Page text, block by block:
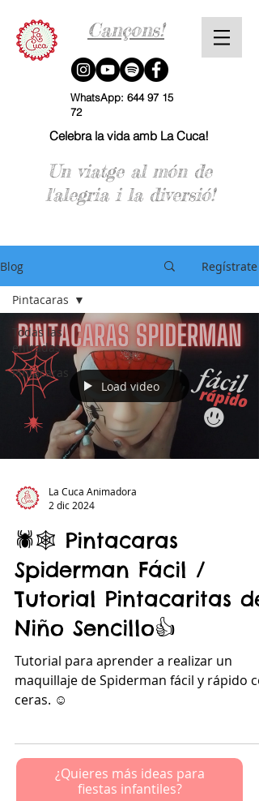
Cançons!
WhatsApp: 644 97 15
72
Celebra la vida amb La Cuca!
Un viatge al món de
l'alegria i la diversió!
Blog Regístrate
Todas las
entradas
Pintacaras
Pintacaras
Load video
La Cuca Animadora
2 dic 2024
🕷️🕸️ Pintacaras
Spiderman Fácil /
Tutorial Pintacaritas de
Niño Sencillo​👍​
Tutorial para aprender a realizar un
maquillaje de Spiderman fácil y rápido
ceras. ​☺️​
¿Quieres más ideas para
fiestas infantiles?